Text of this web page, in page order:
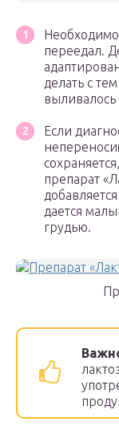
переедал.
делать с
Если
препарат
дается
грудью.